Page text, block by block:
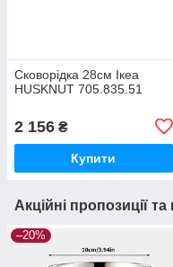
Сковорідка 28см Ікеа
HUSKNUT 705.835.51
2 156 ₴
Купити
Акційні пропозиції
–20%